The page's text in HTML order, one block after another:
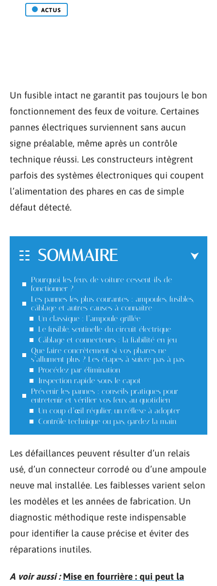
ACTUS
Un fusible intact ne garantit pas toujours le bon
fonctionnement des feux de voiture. Certaines
pannes électriques surviennent sans aucun
signe préalable, même après un contrôle
technique réussi. Les constructeurs intègrent
parfois des systèmes électroniques qui coupent
l’alimentation des phares en cas de simple
défaut détecté.
SOMMAIRE
Pourquoi les feux de voiture cessent-ils de
fonctionner ?
Les pannes les plus courantes : ampoules, fusibles,
câblage et autres causes à connaître
Un classique : l’ampoule grillée
Le fusible, sentinelle du circuit électrique
Câblage et connecteurs : la fiabilité en jeu
Que faire concrètement si vos phares ne
s’allument plus ? Les étapes à suivre pas à pas
Procédez par élimination
Inspection rapide sous le capot
Prévenir les pannes : conseils pratiques pour
entretenir et vérifier vos feux au quotidien
Un coup d’œil régulier, un réflexe à adopter
Contrôle technique ou pas, gardez la main
Les défaillances peuvent résulter d’un relais
usé, d’un connecteur corrodé ou d’une ampoule
neuve mal installée. Les faiblesses varient selon
les modèles et les années de fabrication. Un
diagnostic méthodique reste indispensable
pour identifier la cause précise et éviter des
réparations inutiles.
A voir aussi : Mise en fourrière : qui peut la